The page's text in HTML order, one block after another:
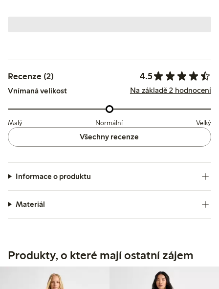
Recenze (2) 4.5
Vnímaná velikost Na základě 2 hodnocení
Malý Normální Velký
Všechny recenze
Informace o produktu
Materiál
Produkty, o které mají ostatní zájem